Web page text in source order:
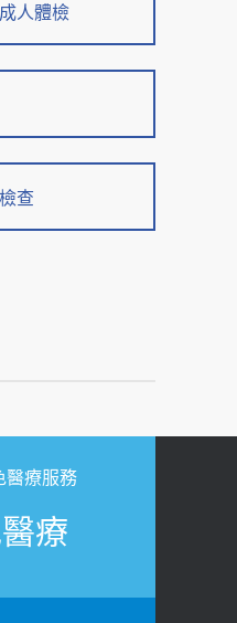
人體檢
查
醫療服務
療